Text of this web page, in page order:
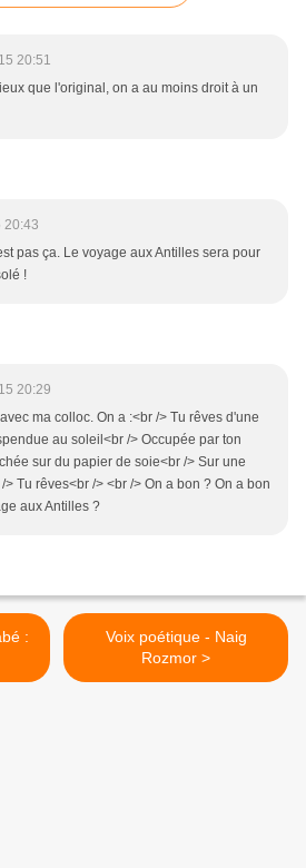
20:51
que l'original, on a au moins droit à un
20:43
pas ça. Le voyage aux Antilles sera pour
!
20:29
ma colloc. On a :<br /> Tu rêves d'une
au soleil<br /> Occupée par ton
sur du papier de soie<br /> Sur une
Tu rêves<br /> <br /> On a bon ? On a bon
aux Antilles ?
Voix poétique - Naig
Rozmor >